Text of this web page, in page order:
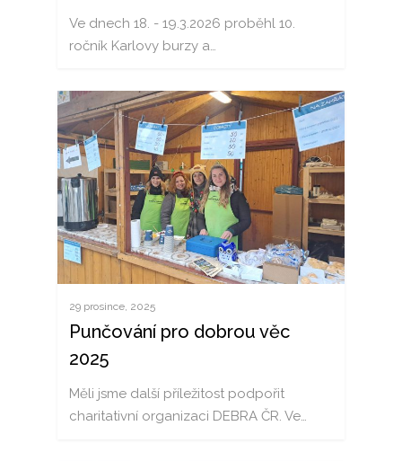
Ve dnech 18. - 19.3.2026 proběhl 10.
ročník Karlovy burzy a…
29 prosince, 2025
Punčování pro dobrou věc
2025
Měli jsme další příležitost podpořit
charitativní organizaci DEBRA ČR. Ve…